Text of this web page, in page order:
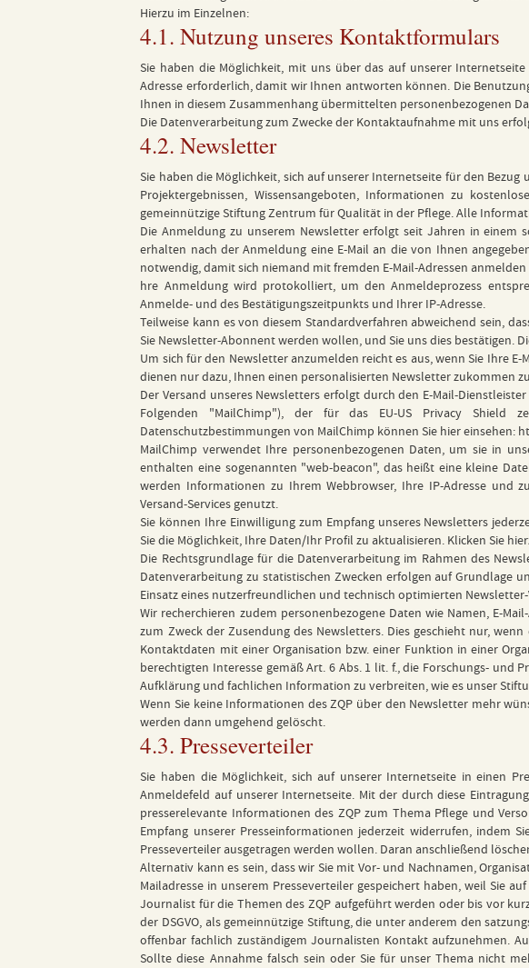
Hierzu im Einzelnen:
4.1. Nutzung unseres Kontaktformulars
Sie haben die Möglichkeit, mit uns über das auf unserer
Adresse erforderlich, damit wir Ihnen antworten können. Die
Ihnen in diesem Zusammenhang übermittelten personenbezogenen
Die Datenverarbeitung zum Zwecke der Kontaktaufnahme mit uns
4.2. Newsletter
Sie haben die Möglichkeit, sich auf unserer Internetseite für den
Projektergebnissen, Wissensangeboten, Informationen zu
gemeinnützige Stiftung Zentrum für Qualität in der Pflege. Alle
Die Anmeldung zu unserem Newsletter erfolgt seit Jahren in einem
erhalten nach der Anmeldung eine E-Mail an die von Ihnen
notwendig, damit sich niemand mit fremden E-Mail-Adressen
hre Anmeldung wird protokolliert, um den Anmeldeprozess
Anmelde- und des Bestätigungszeitpunkts und Ihrer IP-Adresse.
Teilweise kann es von diesem Standardverfahren abweichend sein,
Sie Newsletter-Abonnent werden wollen, und Sie uns dies bestätigen.
Um sich für den Newsletter anzumelden reicht es aus, wenn Sie Ihre
dienen nur dazu, Ihnen einen personalisierten Newsletter zukommen
Der Versand unseres Newsletters erfolgt durch den E-Mail-Dienstleister
Folgenden "MailChimp"), der für das EU-US Privacy Shield
Datenschutzbestimmungen von MailChimp können Sie hier einsehen:
MailChimp verwendet Ihre personenbezogenen Daten, um sie in
enthalten eine sogenannten "web-beacon", das heißt eine kleine
werden Informationen zu Ihrem Webbrowser, Ihre IP-Adresse und
Versand-Services genutzt.
Sie können Ihre Einwilligung zum Empfang unseres Newsletters
Sie die Möglichkeit, Ihre Daten/Ihr Profil zu aktualisieren. Klicken Sie
Die Rechtsgrundlage für die Datenverarbeitung im Rahmen des
Datenverarbeitung zu statistischen Zwecken erfolgen auf Grundlage
Einsatz eines nutzerfreundlichen und technisch optimierten Newsletter-
Wir recherchieren zudem personenbezogene Daten wie Namen, E-
zum Zweck der Zusendung des Newsletters. Dies geschieht nur,
Kontaktdaten mit einer Organisation bzw. einer Funktion in einer
berechtigten Interesse gemäß Art. 6 Abs. 1 lit. f., die Forschungs- und
Aufklärung und fachlichen Information zu verbreiten, wie es unser
Wenn Sie keine Informationen des ZQP über den Newsletter mehr
werden dann umgehend gelöscht.
4.3. Presseverteiler
Sie haben die Möglichkeit, sich auf unserer Internetseite in einen
Anmeldefeld auf unserer Internetseite. Mit der durch diese
presserelevante Informationen des ZQP zum Thema Pflege und
Empfang unserer Presseinformationen jederzeit widerrufen, indem
Presseverteiler ausgetragen werden wollen. Daran anschließend
Alternativ kann es sein, dass wir Sie mit Vor- und Nachnamen,
Mailadresse in unserem Presseverteiler gespeichert haben, weil Sie
Journalist für die Themen des ZQP aufgeführt werden oder bis vor
der DSGVO, als gemeinnützige Stiftung, die unter anderem den
offenbar fachlich zuständigem Journalisten Kontakt aufzunehmen.
Sollte diese Annahme falsch sein oder Sie für unser Thema nicht